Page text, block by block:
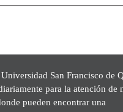
San Francisco de
para la atención de
pueden encontrar una